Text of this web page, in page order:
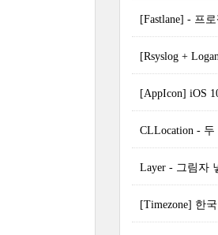
[Fastlane] - 프
[Rsyslog +
[AppIcon] iOS
CLLocation - 두
Layer - 그림자
[Timezone] 한